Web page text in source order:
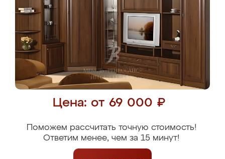
Цена: от 69 000 ₽
Поможем рассчитать точную стоимость!
Ответим менее, чем за 15 минут!